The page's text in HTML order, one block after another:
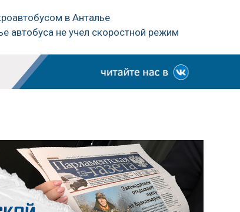
в Анталье
автобуса не учел скоростной режим